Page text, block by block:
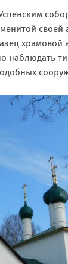
своей
храмовой
наблюдать